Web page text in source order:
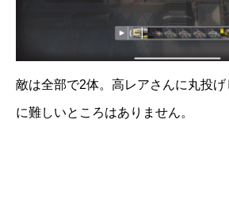
敵は全部で2体。高レアさんに丸投
に難しいところはありません。